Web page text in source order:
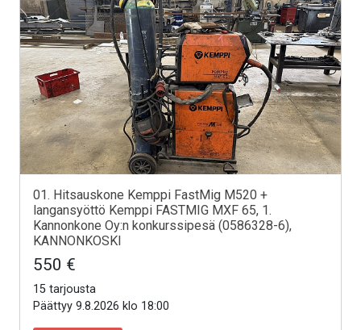
01. Hitsauskone Kemppi FastMig M520 +
langansyöttö Kemppi FASTMIG MXF 65, 1.
Kannonkone Oy:n konkurssipesä (0586328-6),
KANNONKOSKI
550 €
15 tarjousta
Päättyy 9.8.2026 klo 18:00